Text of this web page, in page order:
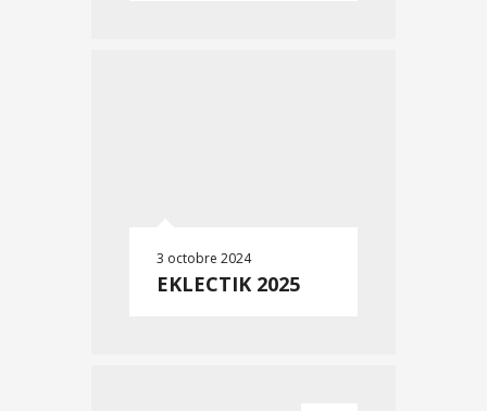
3 octobre 2024
EKLECTIK 2025